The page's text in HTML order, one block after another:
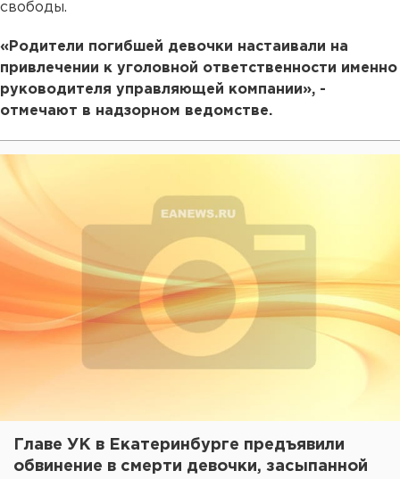
свободы.
«Родители погибшей девочки настаивали на
привлечении к уголовной ответственности именно
руководителя управляющей компании», -
отмечают в надзорном ведомстве.
Главе УК в Екатеринбурге предъявили
обвинение в смерти девочки, засыпанной